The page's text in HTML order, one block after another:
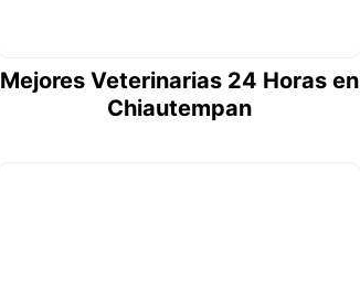
Mejores Veterinarias 24 Horas en
Chiautempan